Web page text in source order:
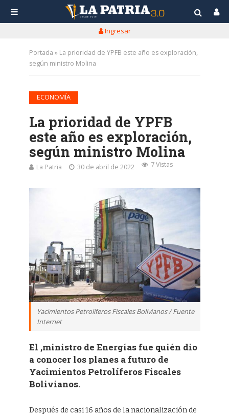
Ingresar
Portada » La prioridad de YPFB este año es exploración,
según ministro Molina
ECONOMÍA
La prioridad de YPFB
este año es exploración,
según ministro Molina
La Patria 30 de abril de 2022 7 Vistas
Yacimientos Petrolíferos Fiscales Bolivianos / Fuente
Internet
El ,ministro de Energías fue quién dio
a conocer los planes a futuro de
Yacimientos Petrolíferos Fiscales
Bolivianos.
Después de casi 16 años de la nacionalización de